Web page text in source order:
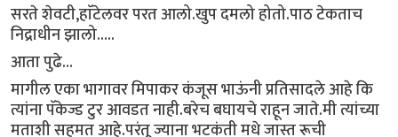
सरते शेवटी,हाॅटेलवर परत आलो.खुप दमलो होतो.पाठ टेकताच
निद्राधीन झालो.....
आता पुढे...
मागील एका भागावर मिपाकर कंजूस भाऊंनी प्रतिसादले आहे कि
त्यांना पॅकेज्ड टुर आवडत नाही.बरेच बघायचे राहून जाते.मी त्यांच्या
मताशी सहमत आहे.परंतू ज्याना भटकंती मधे जास्त रूची